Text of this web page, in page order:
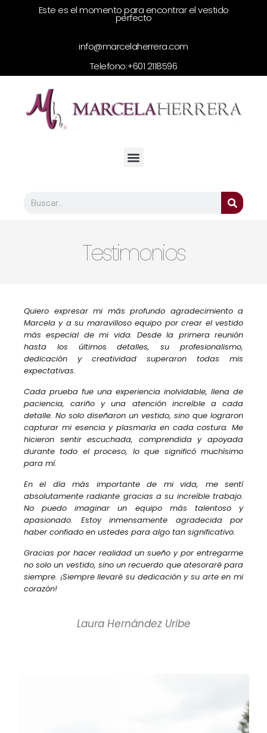
Este es el momento para encontrar el vestido
perfecto
info@marcelaherrera.com
Telefono:+601 2118596
Testimonios
Quiero expresar mi más profundo agradecimiento a
Marcela y a su maravilloso equipo por crear el vestido
más especial de mi vida. Desde la primera reunión
hasta los últimos detalles, su profesionalismo,
dedicación y creatividad superaron todas mis
expectativas.
Cada prueba fue una experiencia inolvidable, llena de
paciencia, cariño y una atención increíble a cada
detalle. No solo diseñaron un vestido, sino que lograron
capturar mi esencia y plasmarla en cada costura. Me
hicieron sentir escuchada, comprendida y apoyada
durante todo el proceso, lo que significó muchísimo
para mí.
En el día más importante de mi vida, me sentí
absolutamente radiante gracias a su increíble trabajo.
No puedo imaginar un equipo más talentoso y
apasionado. Estoy inmensamente agradecida por
haber confiado en ustedes para algo tan significativo.
Gracias por hacer realidad un sueño y por entregarme
no solo un vestido, sino un recuerdo que atesoraré para
siempre. ¡Siempre llevaré su dedicación y su arte en mi
corazón!
Laura Hernández Uribe